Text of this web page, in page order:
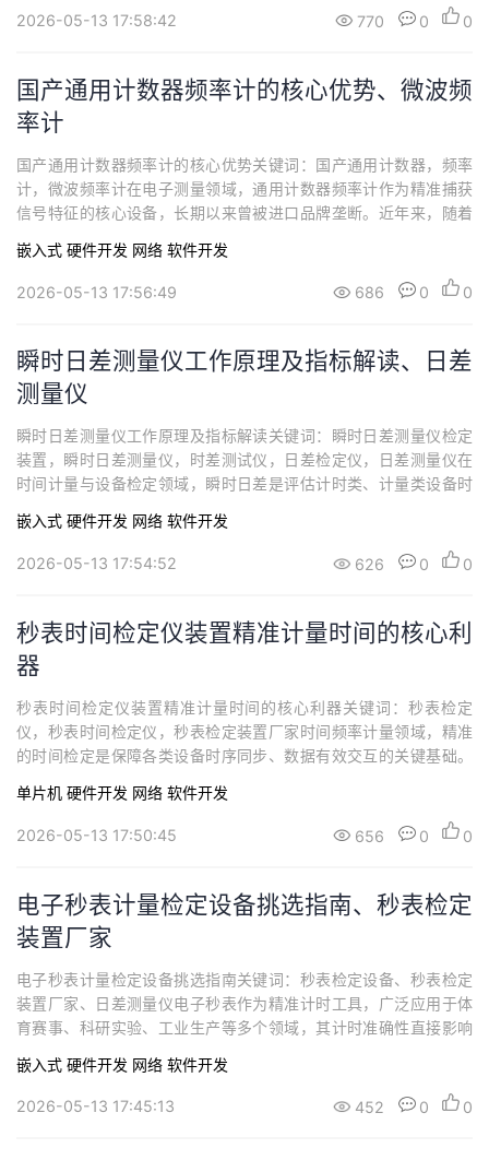
好”的误区，其实核心是“精准匹配需求”。下面以西安同步的SYN56
2026-05-13 17:58:42 770 0 0
国产通用计数器频率计的核心优势、微波频
率计
国产通用计数器频率计的核心优势关键词：国产通用计数器，频率
计，微波频率计在电子测量领域，通用计数器频率计作为精准捕获
信号特征的核心设备，长期以来曾被进口品牌垄断。近年来，随着
术迭代、场景适配和高性价比优势，逐步打破进口壁垒，成为科
研、军工、通信等领域的优选设备。同步天下SYN5636型高精度通
嵌入式 硬件开发 网络 软件开发
2026-05-13 17:56:49 686 0 0
瞬时日差测量仪工作原理及指标解读、日差
测量仪
瞬时日差测量仪工作原理及指标解读关键词：瞬时日差测量仪检定
装置，瞬时日差测量仪，时差测试仪，日差检定仪，日差测量仪在
时间计量与设备检定领域，瞬时日差是评估计时类、计量类设备时
秒表、电能表、无源晶振等设备的计量合规性。本文以SYN5302型
具备多参数测量能力的瞬时日差测量仪检定装置为对象，结合其技
嵌入式 硬件开发 网络 软件开发
2026-05-13 17:54:52 626 0 0
秒表时间检定仪装置精准计量时间的核心利
器
秒表时间检定仪装置精准计量时间的核心利器关键词：秒表检定
仪，秒表时间检定仪，秒表检定装置厂家时间频率计量领域，精准
的时间检定是保障各类设备时序同步、数据有效交互的关键基础。
实验的精密时序控制，都离不开高性能时间检定设备的支撑。西安
同步电子科技有限公司的SYN5301时间检定仪作为一款兼具高精
单片机 硬件开发 网络 软件开发
2026-05-13 17:50:45 656 0 0
电子秒表计量检定设备挑选指南、秒表检定
装置厂家
电子秒表计量检定设备挑选指南关键词：秒表检定设备、秒表检定
装置厂家、日差测量仪电子秒表作为精准计时工具，广泛应用于体
育赛事、科研实验、工业生产等多个领域，其计时准确性直接影响
《JJG 488-2018 瞬时日差测量仪检定规程》等相关技术规范，计
量检定机构在开展电子秒表检定工作时，必须配备符合标准的秒表
嵌入式 硬件开发 网络 软件开发
2026-05-13 17:45:13 452 0 0